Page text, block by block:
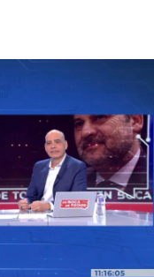
“Ha molestado mucho
armó la de Dios”
el pasado
la
en la justicia
de las
utilicen su